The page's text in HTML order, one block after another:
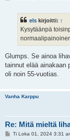
els kirjoitti: ↑
Kysytäänpä
Glumps. Se ainoa
tainnut elää ainakaan
oli noin 55-vuotias.
Vanha Karppu
Re: Mitä mieltä
VTi Loka 01, 2024 3:31